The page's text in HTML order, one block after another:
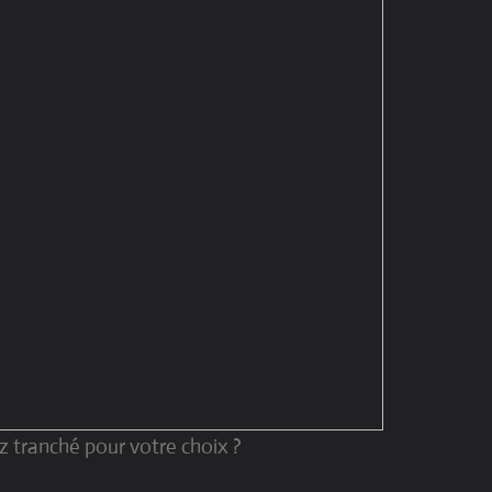
tranché pour votre choix ?